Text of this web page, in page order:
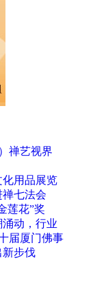
禅艺视界
化用品展览
七法会
莲花”奖
动，行业
届厦门佛事
新步伐